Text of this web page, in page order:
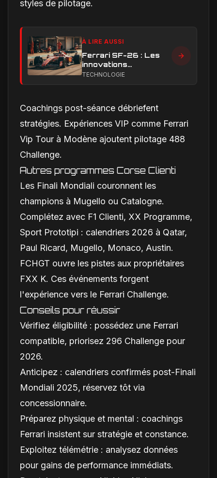
styles de pilotage.
À LIRE AUSSI
Ferrari SF-26 : Les
innovations
aérodynamiques qui
TECHNOLOGIE
Coachings post-séance débriefent
stratégies. Expériences VIP comme Ferrari
Vip Tour à Modène ajoutent pilotage 488
Challenge.
Autres programmes Corse Clienti
Les Finali Mondiali couronnent les
champions à Mugello ou Catalogne.
Complétez avec F1 Clienti, XX Programme,
Sport Prototipi : calendriers 2026 à Qatar,
Paul Ricard, Mugello, Monaco, Austin.
FCHGT ouvre les pistes aux propriétaires
FXX K. Ces événements forgent
l'expérience vers le Ferrari Challenge.
Conseils pour réussir
Vérifiez éligibilité : possédez une Ferrari
compatible, priorisez 296 Challenge pour
2026.
Anticipez : calendriers confirmés post-Finali
Mondiali 2025, réservez tôt via
concessionnaire.
Préparez physique et mental : coachings
Ferrari insistent sur stratégie et constance.
Exploitez télémétrie : analysez données
pour gains de performance immédiats.